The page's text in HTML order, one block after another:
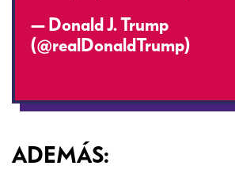
— Donald J. Trump
(@realDonaldTrump)
ADEMÁS: